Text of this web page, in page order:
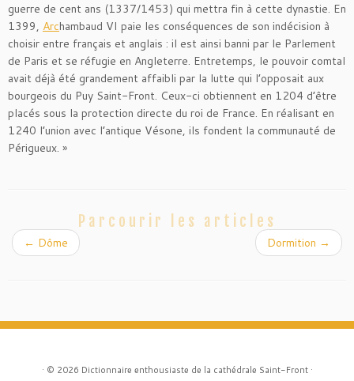
guerre de cent ans (1337/1453) qui mettra fin à cette dynastie. En
1399, Archambaud VI paie les conséquences de son indécision à
choisir entre français et anglais : il est ainsi banni par le Parlement
de Paris et se réfugie en Angleterre. Entretemps, le pouvoir comtal
avait déjà été grandement affaibli par la lutte qui l’opposait aux
bourgeois du Puy Saint-Front. Ceux-ci obtiennent en 1204 d’être
placés sous la protection directe du roi de France. En réalisant en
1240 l’union avec l’antique Vésone, ils fondent la communauté de
Périgueux. »
Parcourir les articles
← Dôme Dormition →
· © 2026 Dictionnaire enthousiaste de la cathédrale Saint-Front·